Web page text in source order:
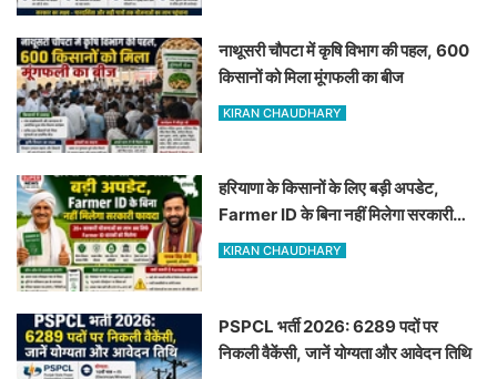
नाथूसरी चौपटा में कृषि विभाग की पहल, 600
किसानों को मिला मूंगफली का बीज
KIRAN CHAUDHARY
हरियाणा के किसानों के लिए बड़ी अपडेट,
Farmer ID के बिना नहीं मिलेगा सरकारी
फायदा
KIRAN CHAUDHARY
PSPCL भर्ती 2026: 6289 पदों पर
निकली वैकेंसी, जानें योग्यता और आवेदन तिथि